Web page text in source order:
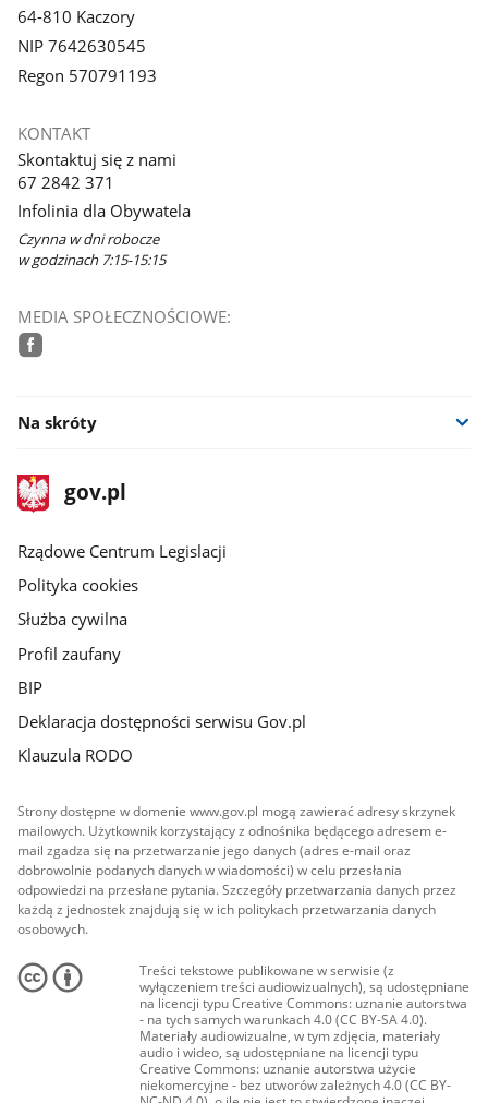
64-810 Kaczory
NIP 7642630545
Regon 570791193
KONTAKT
Skontaktuj się z nami
67 2842 371
Infolinia dla Obywatela
Czynna w dni robocze
w godzinach 7:15-15:15
MEDIA SPOŁECZNOŚCIOWE:
Na skróty
stopka
gov.plStrona
gov.pl
Rządowe Centrum Legislacji
Polityka cookies
Służba cywilna
Profil zaufany
BIP
Deklaracja dostępności serwisu Gov.pl
Klauzula RODO
Strony dostępne w domenie www.gov.pl mogą zawierać adresy skrzynek
mailowych. Użytkownik korzystający z odnośnika będącego adresem e-
mail zgadza się na przetwarzanie jego danych (adres e-mail oraz
dobrowolnie podanych danych w wiadomości) w celu przesłania
odpowiedzi na przesłane pytania. Szczegóły przetwarzania danych przez
każdą z jednostek znajdują się w ich politykach przetwarzania danych
osobowych.
Treści tekstowe publikowane w serwisie (z
wyłączeniem treści audiowizualnych), są udostępniane
na licencji typu Creative Commons: uznanie autorstwa
- na tych samych warunkach 4.0 (CC BY-SA 4.0).
Materiały audiowizualne, w tym zdjęcia, materiały
audio i wideo, są udostępniane na licencji typu
Creative Commons: uznanie autorstwa użycie
niekomercyjne - bez utworów zależnych 4.0 (CC BY-